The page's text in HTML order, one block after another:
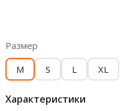
Размер
M
S L XL
Характеристики